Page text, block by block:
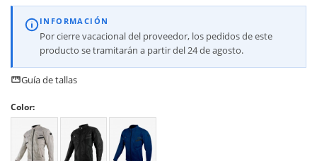
INFORMACIÓN
Por cierre vacacional del proveedor, los pedidos de este
producto se tramitarán a partir del 24 de agosto.
Guía de tallas
Color: